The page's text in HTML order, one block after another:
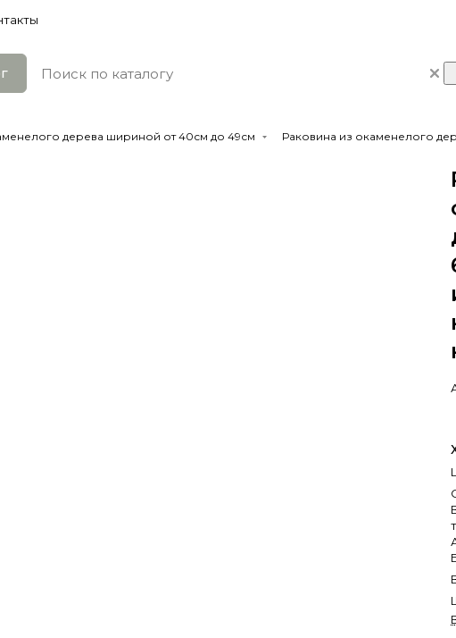
дерева шириной от 40см до 49см Раковина из окаменелого